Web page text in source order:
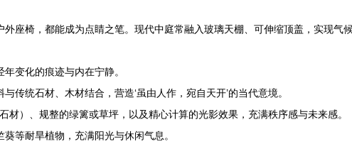
椅，都能成为点睛之笔。现代中庭常融入玻璃天棚、可伸缩顶盖，实现气候
变化的痕迹与内在宁静。
统石材、木材结合，营造‘虽由人作，宛自天开’的当代意境。
）、规整的绿篱或草坪，以及精心计算的光影效果，充满秩序感与未来感。
等耐旱植物，充满阳光与休闲气息。